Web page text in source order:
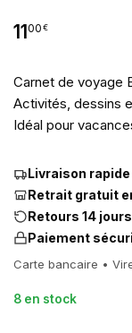
11 00€
Carnet de voyage
Activités, dessins
Idéal pour
Livraison rapide
Retrait gratuit
Retours 14 jours
Paiement
Carte bancaire •
8 en stock